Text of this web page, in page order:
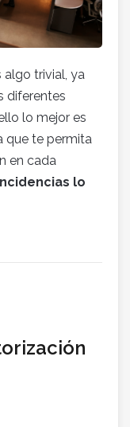
algo trivial, ya
diferentes
lo mejor es
que te permita
en cada
lo